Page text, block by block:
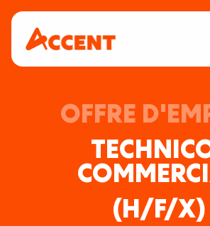
OFFRE
(H/F/X)